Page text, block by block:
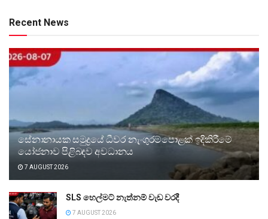
Recent News
සේනානායක සමුද්‍රයේ ධීවර නැංගුරම්පොළක් ඉදිකිරීමේ
යෝජනාව පිළිබඳව අවධානය
7 AUGUST 2026
SLS හෙල්මට් නැත්නම් වැඩ වරදී
7 AUGUST 2026